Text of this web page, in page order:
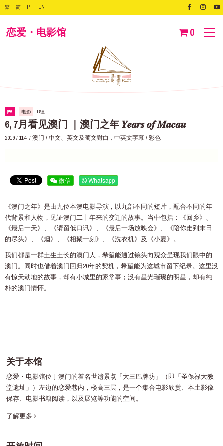
繁 简 PT EN
恋爱・电影馆 0
电影 B组
6, 7月看见澳门 ｜澳门之年 𝒀𝒆𝒂𝒓𝒔 𝒐𝒇 𝑴𝒂𝒄𝒂𝒖
2019 / 114‘ / 澳门 / 中文、英文及葡文對白，中英文字幕 / 彩色
微信 Whatsapp
《澳门之年》是由九位本澳电影导演，以九部不同的短片，配合不同的年
代背景和人物，见证澳门二十年来的变迁的故事。当中包括：《回乡》、
《最后一天》、《请留低口讯》、《最后一场放映会》、《陪你走到末日
的尽头》、《烟》、《相聚一刻》、《洗衣机》及《小夏》。
我们都是一群土生土长的澳门人，希望能通过镜头向观众呈现我们眼中的
澳门。同时也借着澳门回归20年的契机，希望能为这城市留下纪录。这里没
有惊天动地的故事，却有小城里的家常事；没有星光璀璨的明星，却有纯
朴的澳门情怀。
关于本馆
恋爱・电影馆位于澳门的着名世遗景点「大三巴牌坊」（即「圣保禄大教
堂遗址」）左边的恋爱巷内，楼高三层，是一个集合电影欣赏、本土影像
保存、电影书籍阅读，以及展览等功能的空间。
了解更多